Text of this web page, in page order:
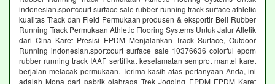
indonesian.sportcourt surface sale rubber running track surface athletic
kualitas Track dan Field Permukaan produsen & eksportir Beli Rubber
Running Track Permukaan Athletic Flooring Systems Untuk Jalur Atletik
dari Cina Karet Presisi EPDM Menjalankan Track Surface, Outdoor
Running indonesian.sportcourt surface sale 10376636 colorful epdm
rubber running track IAAF sertifikat keselamatan semprot mantel karet
berjalan melacak permukaan. Terima kasih atas pertanyaan Anda, ini
adalah Mona dari pabrik olahraga Trek Jogging EPDM EPDM Karet